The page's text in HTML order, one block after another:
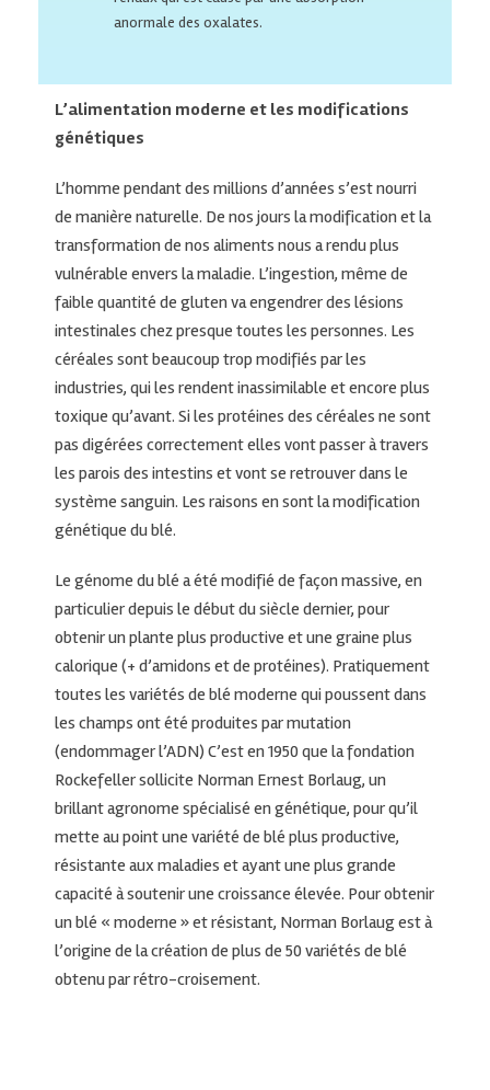
anormale des oxalates.
L’alimentation moderne et les modifications
génétiques
L’homme pendant des millions d’années s’est nourri
de manière naturelle. De nos jours la modification et la
transformation de nos aliments nous a rendu plus
vulnérable envers la maladie. L’ingestion, même de
faible quantité de gluten va engendrer des lésions
intestinales chez presque toutes les personnes. Les
céréales sont beaucoup trop modifiés par les
industries, qui les rendent inassimilable et encore plus
toxique qu’avant. Si les protéines des céréales ne sont
pas digérées correctement elles vont passer à travers
les parois des intestins et vont se retrouver dans le
système sanguin. Les raisons en sont la modification
génétique du blé.
Le génome du blé a été modifié de façon massive, en
particulier depuis le début du siècle dernier, pour
obtenir un plante plus productive et une graine plus
calorique (+ d’amidons et de protéines). Pratiquement
toutes les variétés de blé moderne qui poussent dans
les champs ont été produites par mutation
(endommager l’ADN) C’est en 1950 que la fondation
Rockefeller sollicite Norman Ernest Borlaug, un
brillant agronome spécialisé en génétique, pour qu’il
mette au point une variété de blé plus productive,
résistante aux maladies et ayant une plus grande
capacité à soutenir une croissance élevée. Pour obtenir
un blé « moderne » et résistant, Norman Borlaug est à
l’origine de la création de plus de 50 variétés de blé
obtenu par rétro-croisement.